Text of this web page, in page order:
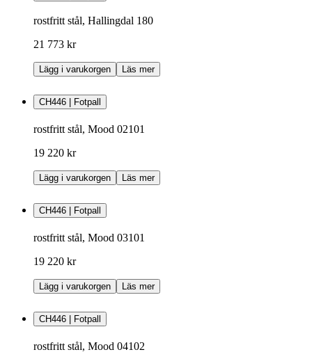
rostfritt stål, Hallingdal 180
21 773 kr
Lägg i varukorgen Läs mer
CH446 | Fotpall
rostfritt stål, Mood 02101
19 220 kr
Lägg i varukorgen Läs mer
CH446 | Fotpall
rostfritt stål, Mood 03101
19 220 kr
Lägg i varukorgen Läs mer
CH446 | Fotpall
rostfritt stål, Mood 04102